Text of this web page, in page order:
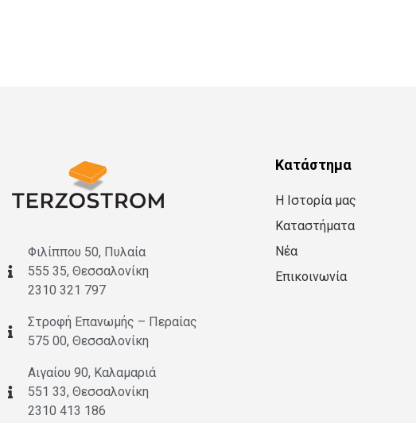
Φιλίππου 50, Πυλαία
555 35, Θεσσαλονίκη
2310 321 797
Στροφή Επανωμής – Περαίας
575 00, Θεσσαλονίκη
Αιγαίου 90, Καλαμαριά
551 33, Θεσσαλονίκη
2310 413 186
Κατάστημα
Η Ιστορία μας
Καταστήματα
Νέα
Επικοινωνία